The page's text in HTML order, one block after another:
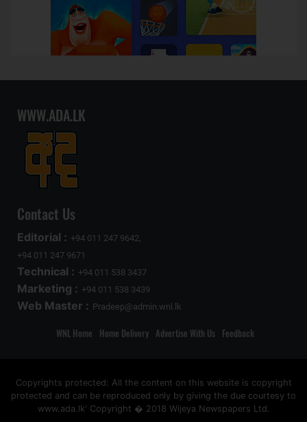
WWW.ADA.LK
Contact Us
Editorial : +94 011 247 9642,
+94 011 247 9671
Technical : +94 011 538 3437
Marketing : +94 011 538 3439
Web Master : Pradeep@admin.wnl.lk
WNL Home Home Delivery Advertise With Us Feedback
Copyrights protected: All the content on this website is copyright
protected and can be reproduced only by giving the due courtesy to
www.ada.lk' Copyright � 2018 Wijeya Newspapers Ltd.